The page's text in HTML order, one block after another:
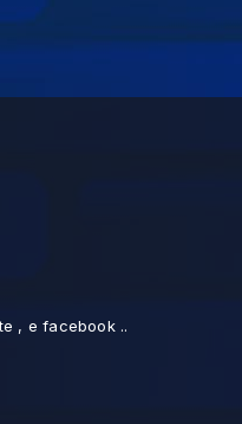
, e facebook ..